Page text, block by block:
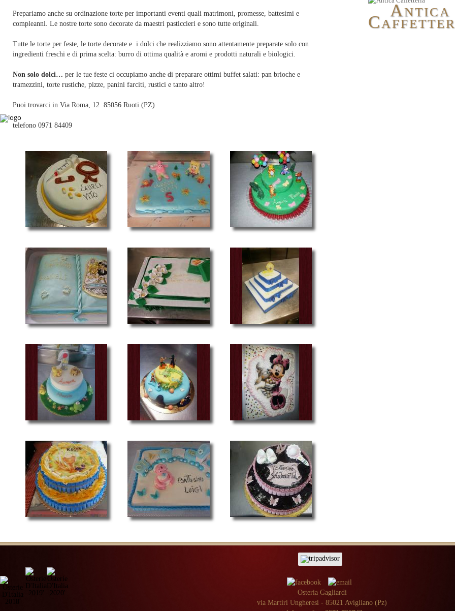
ANTICA
C
Prepariamo anche su ordinazione torte per importanti eventi quali matrimoni, promesse, battesimi e
compleanni. Le nostre torte sono decorate da maestri pasticcieri e sono tutte originali.
Tutte le torte per feste, le torte decorate e i dolci che realizziamo sono attentamente preparate solo con
ingredienti freschi e di prima scelta: burro di ottima qualità e aromi e prodotti naturali e biologici.
Non solo dolci… per le tue feste ci occupiamo anche di preparare ottimi buffet salati: pan brioche e
tramezzini, torte rustiche, pizze, panini farciti, rustici e tanto altro!
Puoi trovarci in Via Roma, 12 85056 Ruoti (PZ)
telefono 0971 84409
Osteria Gagliardi
via Martiri Ungheresi - 85021 Avigliano (Pz)